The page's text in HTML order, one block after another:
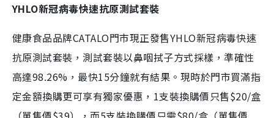
YHLO新冠病毒快速抗原測試套裝
健康食品品牌CATALO門市現正發售YHLO新冠病毒快速
抗原測試套裝，測試套裝以鼻咽拭子方式採樣，準確性
高達98.26%，最快15分鐘就有結果。現時於門市買滿指
定金額換購更可享有獨家優惠，1支裝換購價只售$20/盒